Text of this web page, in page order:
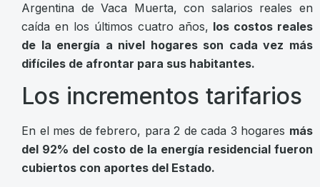
Argentina de Vaca Muerta, con salarios reales en
caída en los últimos cuatro años, los costos reales
de la energía a nivel hogares son cada vez más
difíciles de afrontar para sus habitantes.
Los incrementos tarifarios
En el mes de febrero, para 2 de cada 3 hogares más
del 92% del costo de la energía residencial fueron
cubiertos con aportes del Estado.